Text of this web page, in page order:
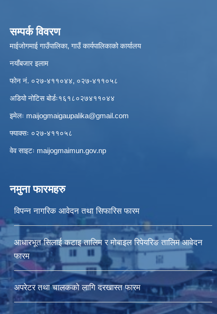
सम्पर्क विवरण
माईजोगमाई गाउँपालिका, गाउँ कार्यपालिकाको कार्यालय
नयाँबजार इलाम
फोन नं. ०२७-४११०४४, ०२७-४११०५८
अडियो नोटिस बोर्डः१६१८०२७४११०४४
इमेलः maijogmaigaupalika@gmail.com
फ्याक्सः ०२७-४११०५८
वेव साइटः maijogmaimun.gov.np
नमुना फारमहरु
विपन्न नागरिक आवेदन तथा सिफारिस फारम
आधारभूत सिलाई कटाइ तालिम र मोबाइल रिपेयरिङ तालिम आवेदन
फारम
अपरेटर तथा चालकको लागि दरखास्त फारम